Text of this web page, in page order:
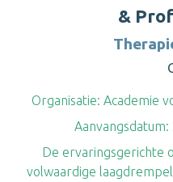
&
Organisatie: Academie
Aanvangsdatum:
De ervaringsgerichte
volwaardige